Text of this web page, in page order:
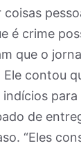
é crime
que o
contou
de
“Eles